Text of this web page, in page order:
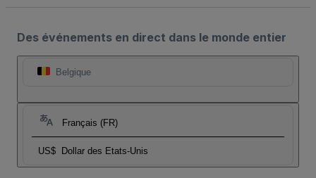
Des événements en direct dans le monde entier
Belgique
Français (FR)
US$ Dollar des Etats-Unis